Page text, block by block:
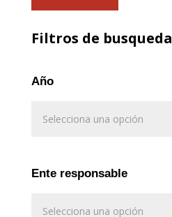
Filtros de busqueda
Año
Ente responsable